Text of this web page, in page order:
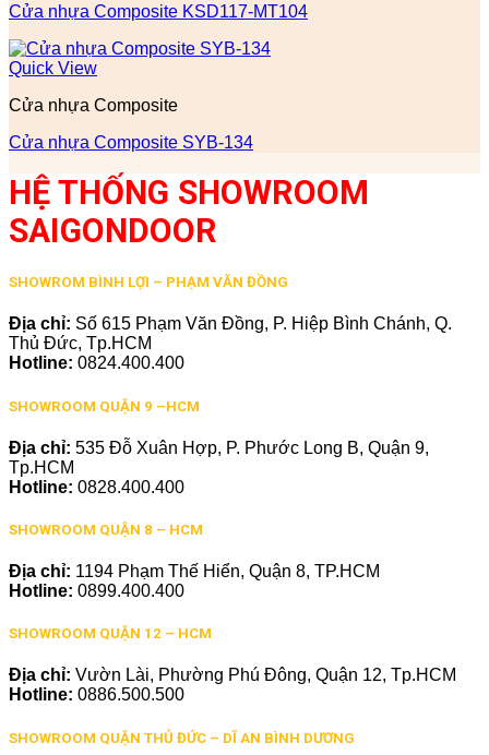
Cửa nhựa Composite KSD117-MT104
Quick View
Cửa nhựa Composite
Cửa nhựa Composite SYB-134
HỆ THỐNG SHOWROOM
SAIGONDOOR
SHOWROM BÌNH LỢI – PHẠM VĂN ĐỒNG
Địa chỉ: Số 615 Phạm Văn Đồng, P. Hiệp Bình Chánh, Q.
Thủ Đức, Tp.HCM
Hotline: 0824.400.400
SHOWROOM QUẬN 9 –HCM
Địa chỉ: 535 Đỗ Xuân Hợp, P. Phước Long B, Quận 9,
Tp.HCM
Hotline: 0828.400.400
SHOWROOM QUẬN 8 – HCM
Địa chỉ: 1194 Phạm Thế Hiển, Quận 8, TP.HCM
Hotline: 0899.400.400
SHOWROOM QUẬN 12 – HCM
Địa chỉ: Vườn Lài, Phường Phú Đông, Quận 12, Tp.HCM
Hotline: 0886.500.500
SHOWROOM QUẬN THỦ ĐỨC – DĨ AN BÌNH DƯƠNG